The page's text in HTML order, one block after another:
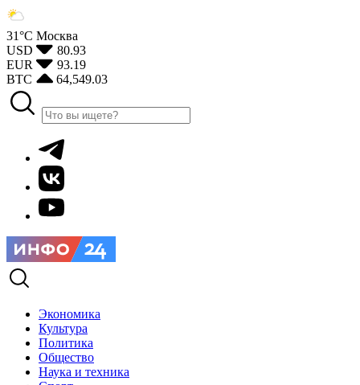
31°С Москва
USD
80.93
EUR
93.19
BTC
64,549.03
Экономика
Культура
Политика
Общество
Наука и техника